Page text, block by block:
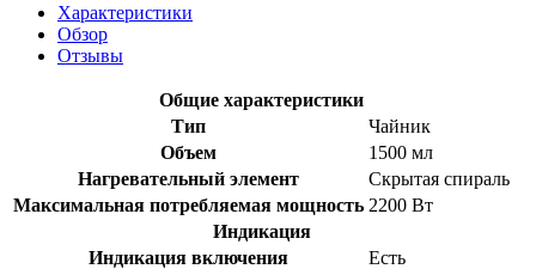
Характеристики
Обзор
Отзывы
Общие характеристики
Тип
Чайник
Объем
1500 мл
Нагревательный элемент
Скрытая спираль
Максимальная потребляемая мощность 2200 Вт
Индикация
Индикация включения
Есть